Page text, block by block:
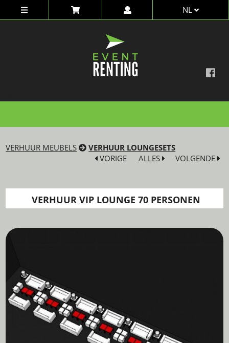
NL
VERHUUR MEUBELS
VERHUUR LOUNGESETS
VORIGE
ALLES VOLGENDE
VERHUUR VIP LOUNGE 70 PERSONEN